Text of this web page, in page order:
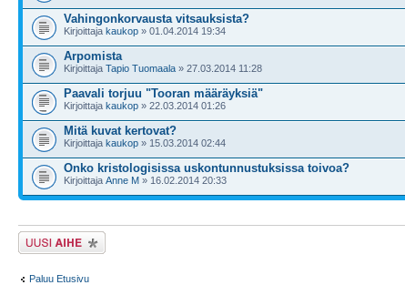
Vahingonkorvausta vitsauksista?
Kirjoittaja kaukop » 01.04.2014 19:34
Arpomista
Kirjoittaja Tapio Tuomaala » 27.03.2014 11:28
Paavali torjuu "Tooran määräyksiä"
Kirjoittaja kaukop » 22.03.2014 01:26
Mitä kuvat kertovat?
Kirjoittaja kaukop » 15.03.2014 02:44
Onko kristologisissa uskontunnustuksissa toivoa?
Kirjoittaja Anne M » 16.02.2014 20:33
Lähetä uusi viesti
Paluu Etusivu